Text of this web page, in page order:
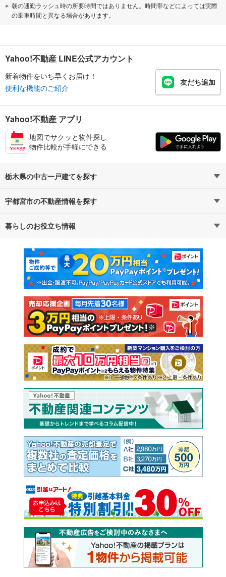
朝の通勤ラッシュ時の所要時間ではありません。時間帯などによっては実際
の乗車時間と異なる場合があります。
Yahoo!不動産 LINE公式アカウント
新着物件をいち早くお届け！
便利な機能のご紹介
友だち追加
Yahoo!不動産 アプリ
地図でサクッと物件探し
物件比較が手軽にできる
栃木県の中古一戸建てを探す
路線・駅から探す
通勤・通学時間から探す
宇都宮市の不動産情報を探す
不動産・住宅
新築マンション 中古マンション
新築一戸建て 中古一戸建て
注文住宅 土地
売却査定
暮らしのお役立ち情報
マンションカタログ 教えて！住まいの先生